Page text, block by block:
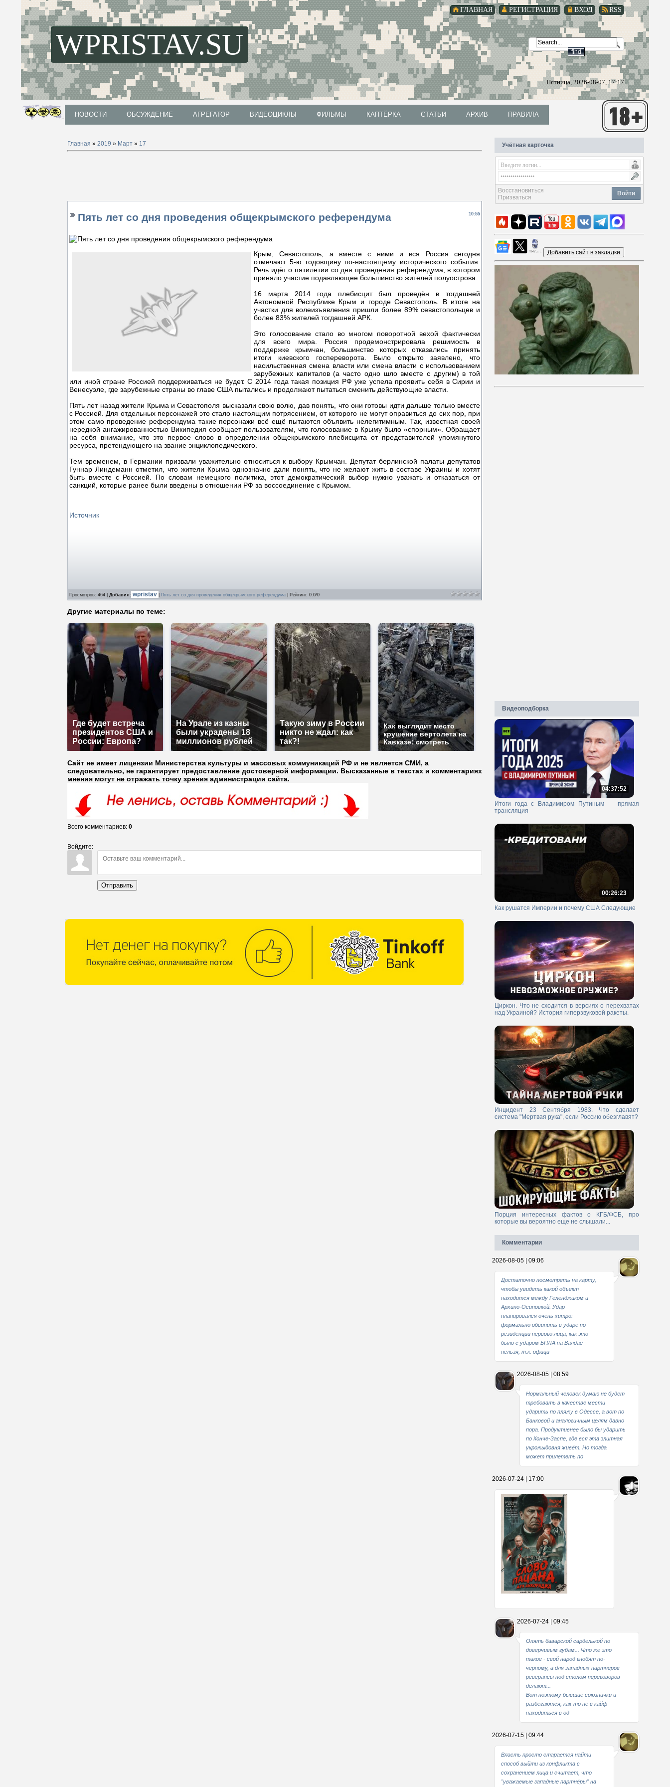
RSS
ВХОД
РЕГИСТРАЦИЯ
ГЛАВНАЯ
WPRISTAV.SU
Пятница, 2026-08-07, 17:17
НОВОСТИ ОБСУЖДЕНИЕ АГРЕГАТОР ВИДЕОЦИКЛЫ ФИЛЬМЫ КАПТЁРКА СТАТЬИ АРХИВ ПРАВИЛА
Главная » 2019 » Март » 17
10:55
Пять лет со дня проведения общекрымского референдума
Крым, Севастополь, а вместе с ними и вся Россия сегодня
отмечают 5-ю годовщину по-настоящему исторического события.
Речь идёт о пятилетии со дня проведения референдума, в котором
приняло участие подавляющее большинство жителей полуострова.
16 марта 2014 года плебисцит был проведён в тогдашней
Автономной Республике Крым и городе Севастополь. В итоге на
участки для волеизъявления пришли более 89% севастопольцев и
более 83% жителей тогдашней АРК.
Это голосование стало во многом поворотной вехой фактически
для всего мира. Россия продемонстрировала решимость в
поддержке крымчан, большинство которых отказались принять
итоги киевского госпереворота. Было открыто заявлено, что
насильственная смена власти или смена власти с использованием
зарубежных капиталов (а часто одно шло вместе с другим) в той
или иной стране Россией поддерживаться не будет. С 2014 года такая позиция РФ уже успела проявить себя в Сирии и
Венесуэле, где зарубежные страны во главе США пытались и продолжают пытаться сменить действующие власти.
Пять лет назад жители Крыма и Севастополя высказали свою волю, дав понять, что они готовы идти дальше только вместе
с Россией. Для отдельных персонажей это стало настоящим потрясением, от которого не могут оправиться до сих пор, при
этом само проведение референдума такие персонажи всё ещё пытаются объявить нелегитимным. Так, известная своей
нередкой ангажированностью Википедия сообщает пользователям, что голосование в Крыму было «спорным». Обращает
на себя внимание, что это первое слово в определении общекрымского плебисцита от представителей упомянутого
ресурса, претендующего на звание энциклопедического.
Тем временем, в Германии призвали уважительно относиться к выбору Крымчан. Депутат берлинской палаты депутатов
Гуннар Линдеманн отметил, что жители Крыма однозначно дали понять, что не желают жить в составе Украины и хотят
быть вместе с Россией. По словам немецкого политика, этот демократический выбор нужно уважать и отказаться от
санкций, которые ранее были введены в отношении РФ за воссоединение с Крымом.
Источник
Просмотров: 464 | Добавил: wpristav Пять лет со дня проведения общекрымского референдума Рейтинг: 0.0/0
Другие материалы по теме:
Где будет встреча
президентов США и
России: Европа?
На Урале из казны
были украдены 18
миллионов рублей
Такую зиму в России
никто не ждал: как
так?!
Как выглядит место
крушение вертолета на
Кавказе: смотреть
Сайт не имеет лицензии Министерства культуры и массовых коммуникаций РФ и не является СМИ, а
следовательно, не гарантирует предоставление достоверной информации. Высказанные в текстах и комментариях
мнения могут не отражать точку зрения администрации сайта.
Всего комментариев: 0
Войдите:
Отправить
Учётная карточка
Войти
Восстановиться
Призваться
Видеоподборка
04:37:52
Итоги года с Владимиром Путиным — прямая
трансляция
00:26:23
Как рушатся Империи и почему США Следующие
Циркон. Что не сходится в версиях о перехватах
над Украиной? История гиперзвуковой ракеты.
Инцидент 23 Сентября 1983. Что сделает
система "Мертвая рука", если Россию обезглавят?
Порция интересных фактов о КГБ/ФСБ, про
которые вы вероятно еще не слышали...
Комментарии
2026-08-05 | 09:06
Достаточно посмотреть на карту,
чтобы увидеть какой объект
находится между Геленджиком и
Архипо-Осиповкой. Удар
планировался очень хитро:
формально обвинить в ударе по
резиденции первого лица, как это
было с ударом БПЛА на Валдае -
нельзя, т.к. офици
2026-08-05 | 08:59
Нормальный человек думаю не будет
требовать в качестве мести
ударить по пляжу в Одессе, а вот по
Банковой и аналогичным целям давно
пора. Продуктивнее было бы ударить
по Конче-Заспе, где вся эта элитная
укрожыдовня живёт. Но тогда
может прилететь по
2026-07-24 | 17:00
В свое время
2026-07-24 | 09:45
Опять баварской сарделькой по
доверчивым губам... Что же это
такое - свой народ гнобят по-
черному, а для западных партнёров
реверансы под столом переговоров
делают...
Вот поэтому бывшие союзнички и
разбегаются, как-то не в кайф
находиться в од
2026-07-15 | 09:44
Власть просто старается найти
способ выйти из конфликта с
сохранением лица и считает, что
"уважаемые западные партнёры" на